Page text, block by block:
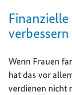
verbessern
Wenn Frauen
hat das vor
verdienen nicht